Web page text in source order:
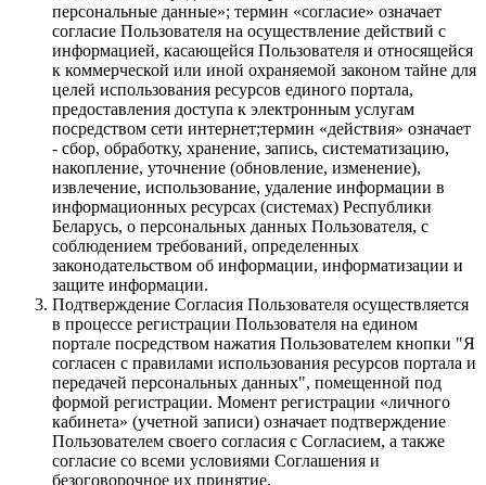
персональные данные»; термин «согласие» означает
согласие Пользователя на осуществление действий с
информацией, касающейся Пользователя и относящейся
к коммерческой или иной охраняемой законом тайне для
целей использования ресурсов единого портала,
предоставления доступа к электронным услугам
посредством сети интернет;термин «действия» означает
- сбор, обработку, хранение, запись, систематизацию,
накопление, уточнение (обновление, изменение),
извлечение, использование, удаление информации в
информационных ресурсах (системах) Республики
Беларусь, о персональных данных Пользователя, с
соблюдением требований, определенных
законодательством об информации, информатизации и
защите информации.
Подтверждение Согласия Пользователя осуществляется
в процессе регистрации Пользователя на едином
портале посредством нажатия Пользователем кнопки "Я
согласен с правилами использования ресурсов портала и
передачей персональных данных", помещенной под
формой регистрации. Момент регистрации «личного
кабинета» (учетной записи) означает подтверждение
Пользователем своего согласия с Согласием, а также
согласие со всеми условиями Соглашения и
безоговорочное их принятие.